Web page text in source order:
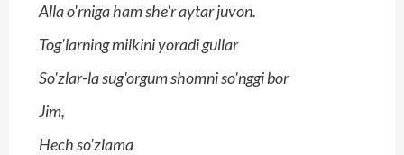
Alla o'rniga ham she'r aytar juvon.
Tog'larning milkini yoradi gullar
So'zlar-la sug'orgum shomni so'nggi bor
Jim,
Hech so'zlama